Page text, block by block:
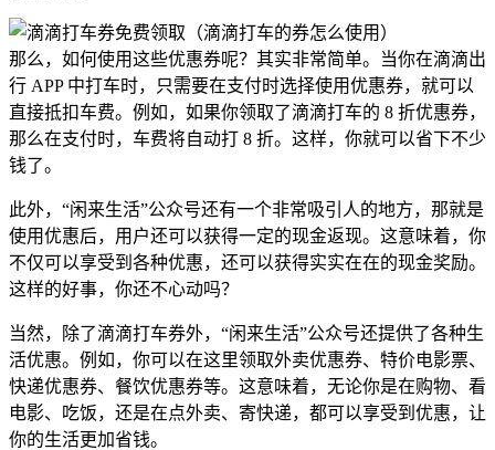
那么，如何使用这些优惠券呢？其实非常简单。当你在滴滴出
行 APP 中打车时，只需要在支付时选择使用优惠券，就可以
直接抵扣车费。例如，如果你领取了滴滴打车的 8 折优惠券，
那么在支付时，车费将自动打 8 折。这样，你就可以省下不少
钱了。
此外，“闲来生活”公众号还有一个非常吸引人的地方，那就是
使用优惠后，用户还可以获得一定的现金返现。这意味着，你
不仅可以享受到各种优惠，还可以获得实实在在的现金奖励。
这样的好事，你还不心动吗？
当然，除了滴滴打车券外，“闲来生活”公众号还提供了各种生
活优惠。例如，你可以在这里领取外卖优惠券、特价电影票、
快递优惠券、餐饮优惠券等。这意味着，无论你是在购物、看
电影、吃饭，还是在点外卖、寄快递，都可以享受到优惠，让
你的生活更加省钱。